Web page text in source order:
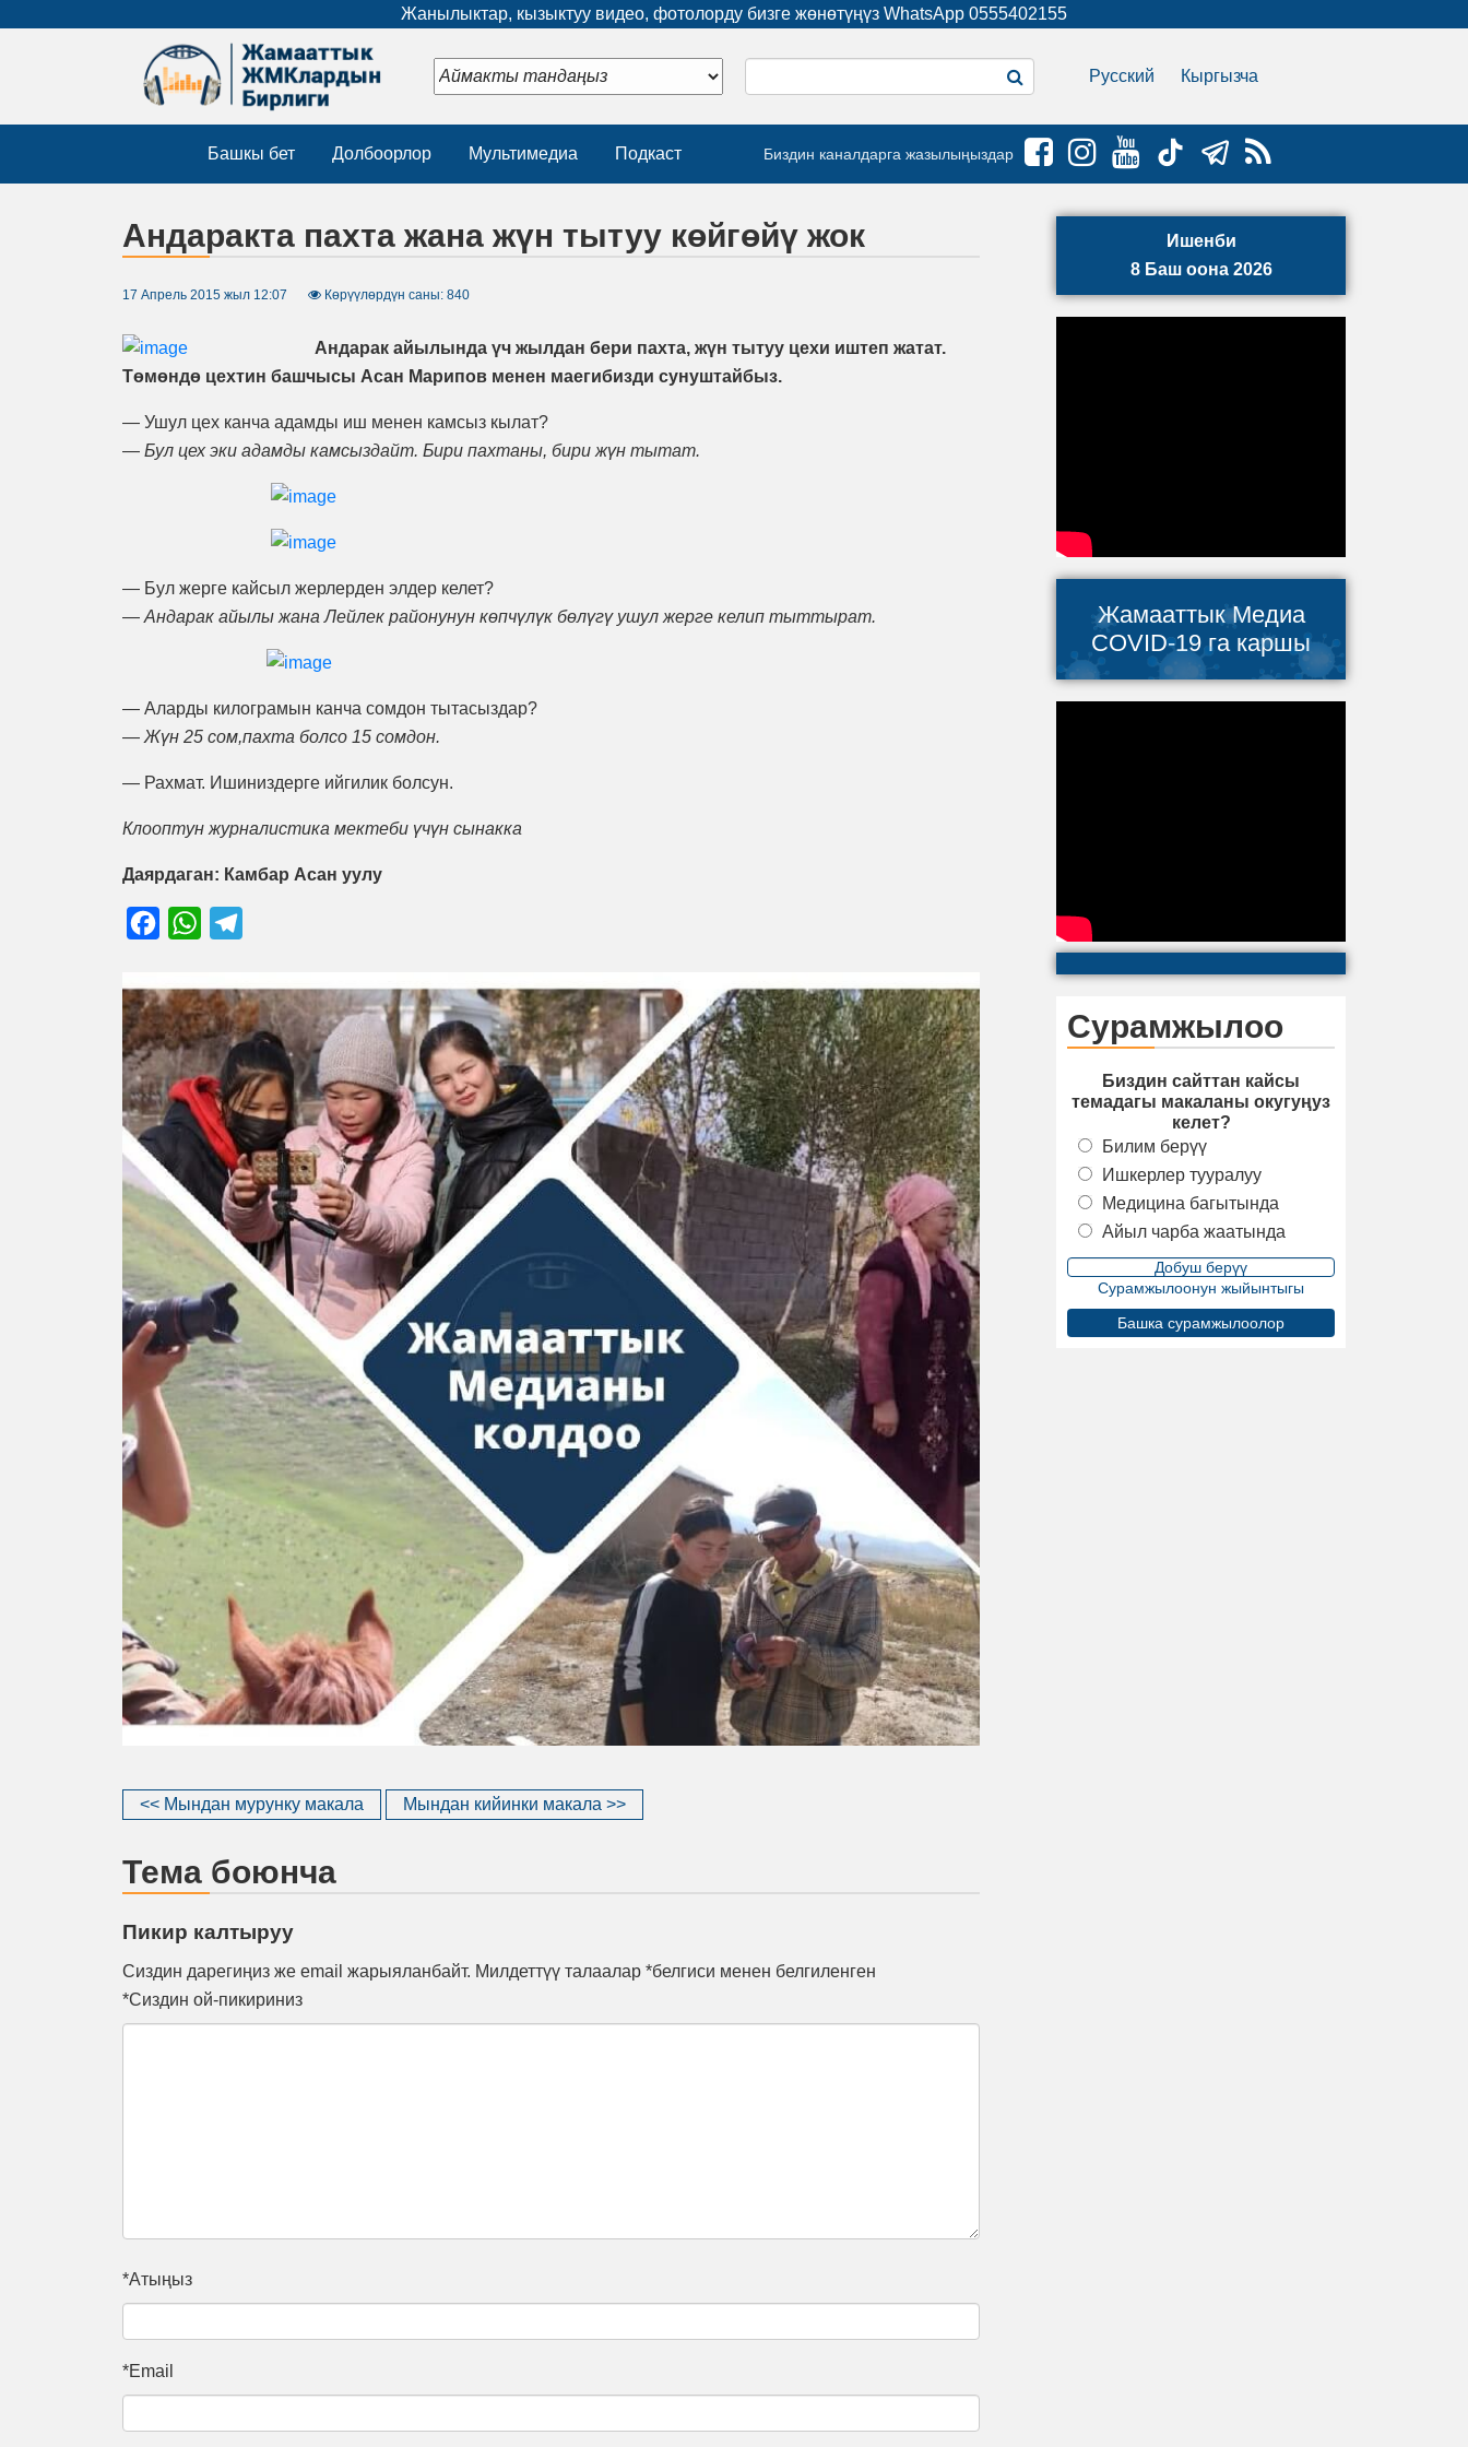
Жанылыктар, кызыктуу видео, фотолорду бизге жөнөтүңүз WhatsApp 0555402155
Русский Кыргызча
Башкы бет Долбоорлор Мультимедиа Подкаст Биздин каналдарга жазылыңыздар
Андаракта пахта жана жүн тытуу көйгөйү жок
17 Апрель 2015 жыл 12:07 Көрүүлөрдүн саны: 840
Андарак айылында үч жылдан бери пахта, жүн тытуу цехи иштеп жатат.
Төмөндө цехтин башчысы Асан Марипов менен маегибизди сунуштайбыз.
— Ушул цех канча адамды иш менен камсыз кылат?
— Бул цех эки адамды камсыздайт. Бири пахтаны, бири жүн тытат.
— Бул жерге кайсыл жерлерден элдер келет?
— Андарак айылы жана Лейлек районунун көпчүлүк бөлүгү ушул жерге келип тыттырат.
— Аларды килограмын канча сомдон тытасыздар?
— Жүн 25 сом,пахта болсо 15 сомдон.
— Рахмат. Ишиниздерге ийгилик болсун.
Клооптун журналистика мектеби үчүн сынакка
Даярдаган: Камбар Асан уулу
FacebookWhatsApp
<< Мындан мурунку макала Мындан кийинки макала >>
Тема боюнча
Пикир калтыруу
Сиздин дарегиңиз же email жарыяланбайт. Милдеттүү талаалар *белгиси менен белгиленген
*Сиздин ой-пикириниз
*Атыңыз
*Email
Ишенби
8 Баш оона 2026
Жамааттык Медиа
COVID-19 га каршы
Сурамжылоо
Биздин сайттан кайсы
темадагы макаланы окугуңуз
келет?
Билим берүү
Ишкерлер тууралуу
Медицина багытында
Айыл чарба жаатында
Сурамжылоонун жыйынтыгы
Башка сурамжылоолор